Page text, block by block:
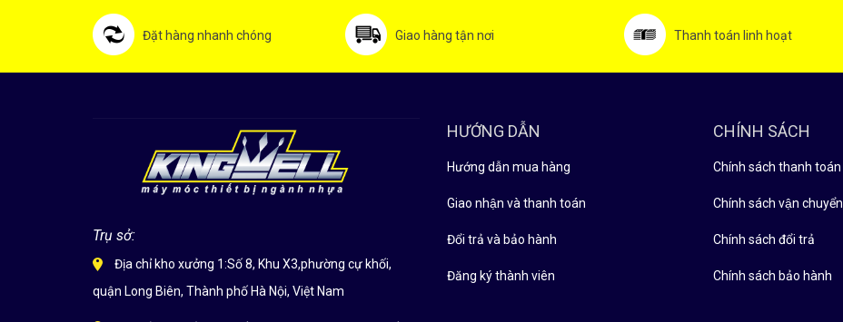
Đặt hàng nhanh chóng Giao hàng tận nơi Thanh toán linh hoạt
Trụ sở:
Địa chỉ kho xưởng 1:Số 8, Khu X3,phường cự khối,
quận Long Biên, Thành phố Hà Nội, Việt Nam
HƯỚNG DẪN
Hướng dẫn mua hàng
Giao nhận và thanh toán
Đổi trả và bảo hành
Đăng ký thành viên
CHÍNH SÁCH
Chính sách thanh toán
Chính sách vận chuyển
Chính sách đổi trả
Chính sách bảo hành